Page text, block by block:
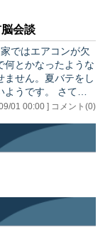
会談
ではエアコンが欠
何とかなったような
ません。夏バテをし
す。 さて、
01 00:00 ] コメント(0)